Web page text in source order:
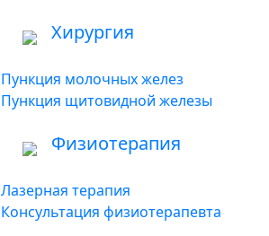
Хирургия
Пункция молочных желез
Пункция щитовидной железы
Физиотерапия
Лазерная терапия
Консультация физиотерапевта